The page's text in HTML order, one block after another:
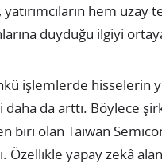
hem
duyduğu ilgiyi
işlemlerde hisselerin
daha da arttı. Böylece
biri olan Taiwan
Özellikle yapay zekâ